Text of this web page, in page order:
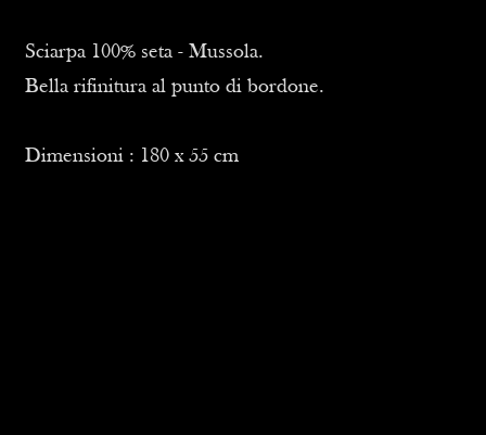
Sciarpa 100% seta - Mussola.
Bella rifinitura al punto di bordone.
Dimensioni : 180 x 55 cm